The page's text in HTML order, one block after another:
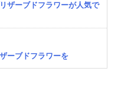
ザーブドフラワーが人気で
ーブドフラワーを